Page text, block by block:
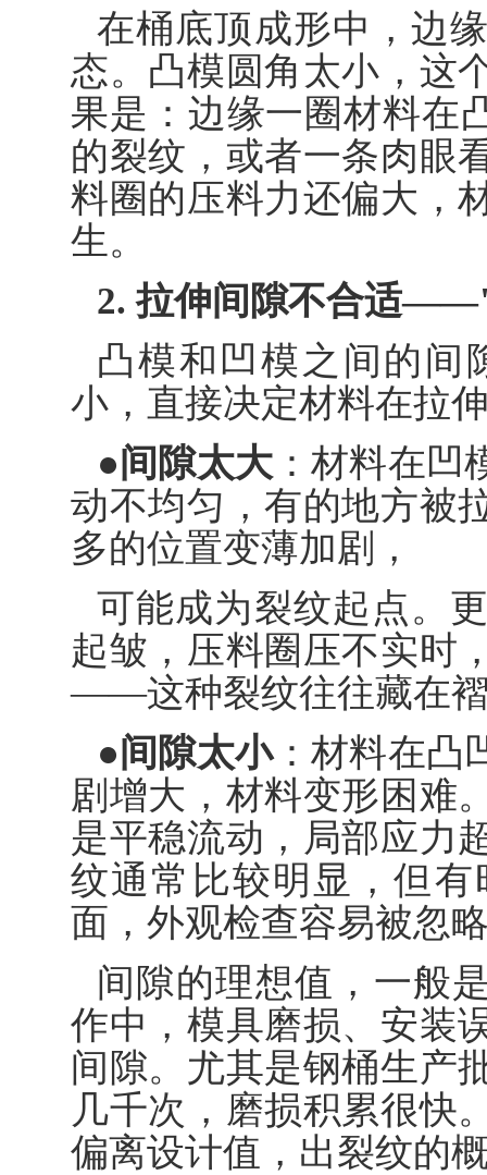
在桶底顶成形中，边
态。凸模圆角太小，这
果是：边缘一圈材料在
的裂纹，或者一条肉眼
料圈的压料力还偏大，
生。
2. 拉伸间隙不合适
凸模和凹模之间的间
小，直接决定材料在拉
●间隙太大 ：材料在
动不均匀，有的地方被
多的位置变薄加剧，
可能成为裂纹起点。
起皱，压料圈压不实时
——这种裂纹往往藏在
●间隙太小：材料在凸
剧增大，材料变形困难
是平稳流动，局部应力
纹通常比较明显，但
面，外观检查容易被忽
间隙的理想值，一般
作中，模具磨损、安装
间隙。尤其是钢桶生产
几千次，磨损积累很快
偏离设计值，出裂纹的